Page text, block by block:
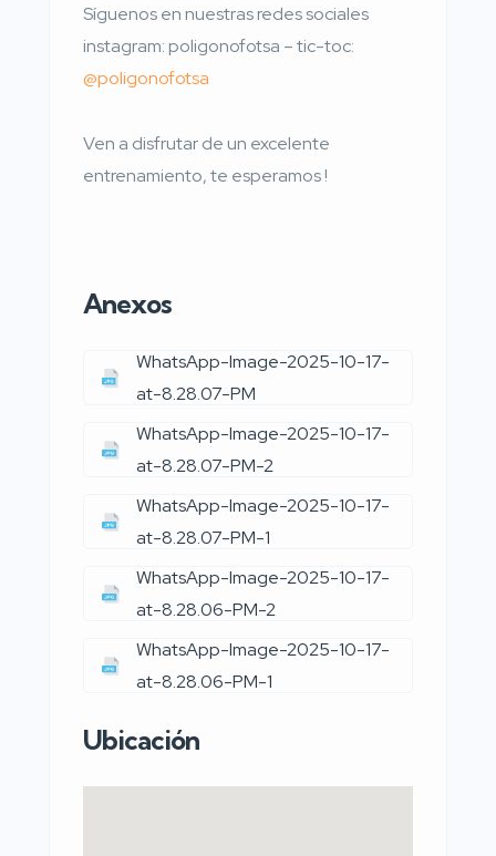
Síguenos en nuestras redes sociales
instagram: poligonofotsa – tic-toc:
@poligonofotsa
Ven a disfrutar de un excelente
entrenamiento, te esperamos !
Anexos
WhatsApp-Image-2025-10-17-
at-8.28.07-PM
WhatsApp-Image-2025-10-17-
at-8.28.07-PM-2
WhatsApp-Image-2025-10-17-
at-8.28.07-PM-1
WhatsApp-Image-2025-10-17-
at-8.28.06-PM-2
WhatsApp-Image-2025-10-17-
at-8.28.06-PM-1
Ubicación